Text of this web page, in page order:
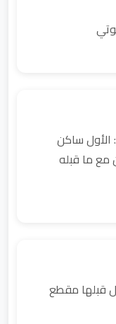
ساكن
مع ما قبله
قبلها مقطع